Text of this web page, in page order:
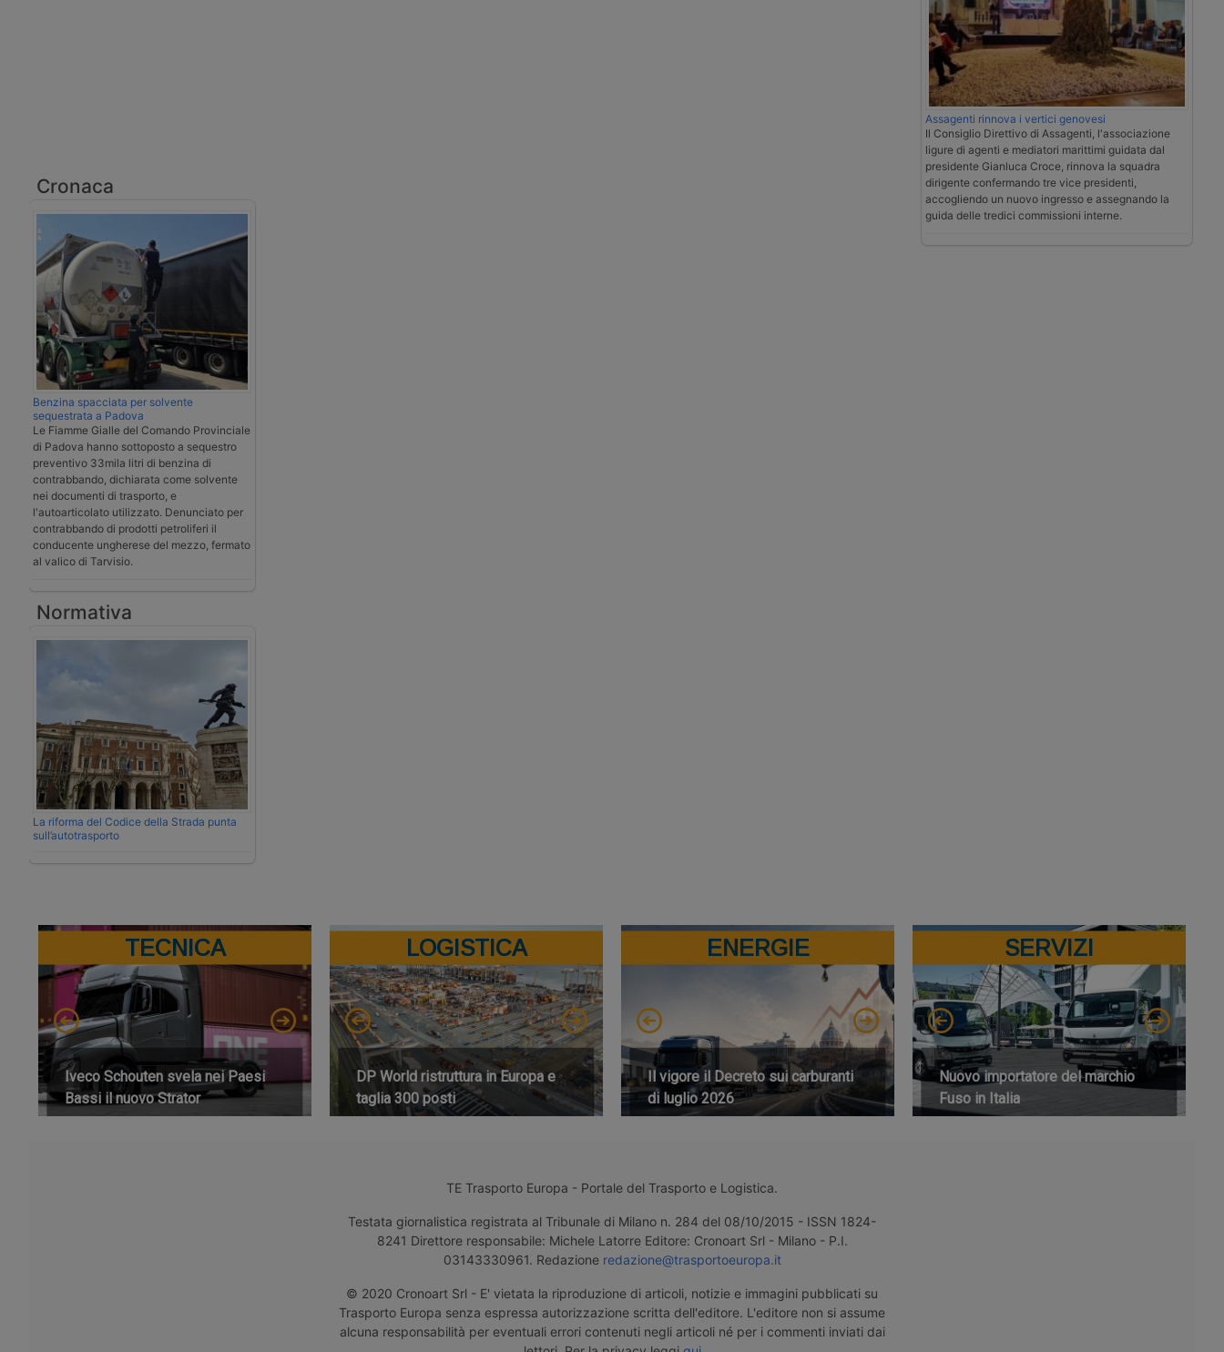
Cronaca
Benzina spacciata per solvente
sequestrata a Padova
Le Fiamme Gialle del Comando Provinciale
di Padova hanno sottoposto a sequestro
preventivo 33mila litri di benzina di
contrabbando, dichiarata come solvente
nei documenti di trasporto, e
l'autoarticolato utilizzato. Denunciato per
contrabbando di prodotti petroliferi il
conducente ungherese del mezzo, fermato
al valico di Tarvisio.
Normativa
La riforma del Codice della Strada punta
sull’autotrasporto
Assagenti rinnova i vertici genovesi
Il Consiglio Direttivo di Assagenti, l'associazione
ligure di agenti e mediatori marittimi guidata dal
presidente Gianluca Croce, rinnova la squadra
dirigente confermando tre vice presidenti,
accogliendo un nuovo ingresso e assegnando la
guida delle tredici commissioni interne.
TECNICA
Iveco Schouten svela nei Paesi
Bassi il nuovo Strator
LOGISTICA
DP World ristruttura in Europa e
taglia 300 posti
ENERGIE
Il vigore il Decreto sui carburanti
di luglio 2026
SERVIZI
Nuovo importatore del marchio
Fuso in Italia
TE Trasporto Europa - Portale del Trasporto e Logistica.
Testata giornalistica registrata al Tribunale di Milano n. 284 del 08/10/2015 - ISSN 1824-
8241 Direttore responsabile: Michele Latorre Editore: Cronoart Srl - Milano - P.I.
03143330961. Redazione redazione@trasportoeuropa.it
© 2020 Cronoart Srl - E' vietata la riproduzione di articoli, notizie e immagini pubblicati su
Trasporto Europa senza espressa autorizzazione scritta dell'editore. L'editore non si assume
alcuna responsabilità per eventuali errori contenuti negli articoli né per i commenti inviati dai